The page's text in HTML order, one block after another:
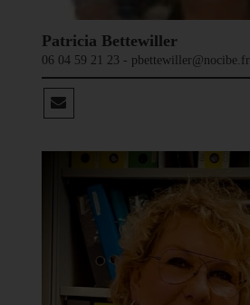
Patricia Bettewiller
06 04 59 21 23 - pbettewiller@nocibe.fr